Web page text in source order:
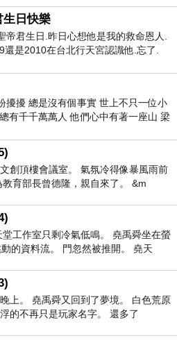
生日快樂
帝君生日.昨日心想他是我的救命恩人.
還是2010在台北行天宮認識他.忘了.
友的網友學
擾擾 總是沒有個事實 世上不只一位小
有千千萬萬人 他們心中有著一座山 梁
衡恆嵩 一山之高
創頂樓會議室。 氣氛冷得像暴風雨前
育部長曾德隆，親自來了。 &m
工作室只剩冷氣低鳴。 堯禹舜坐在螢
的資料流。 門忽然被推開。 堯天
上。 堯禹舜又回到了夢境。 白色荒原
的不再只是玩家名字。 還多了